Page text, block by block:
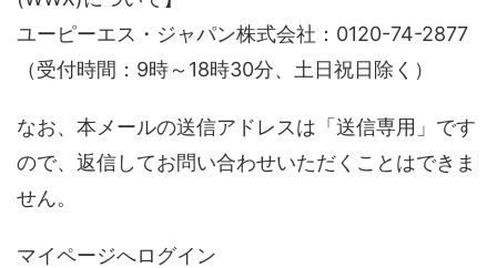
ユーピーエス・ジャパン株式会社：0120-74-2877
（受付時間：9時～18時30分、土日祝日除く）
なお、本メールの送信アドレスは「送信専用」です
ので、返信してお問い合わせいただくことはできま
せん。
マイページへログイン